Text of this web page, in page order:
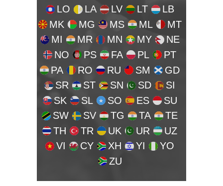
LO
LA LV LT
LB
MK
MG MS ML
MT
MI
MR MN MY
NE
NO
PS FA PL
PT
PA
RO RU SM
GD
SR
ST SN SD
SI
SK
SL SO ES
SU
SW
SV TG TA
TE
TH
TR UK UR
UZ
VI
CY XH YI
YO
ZU